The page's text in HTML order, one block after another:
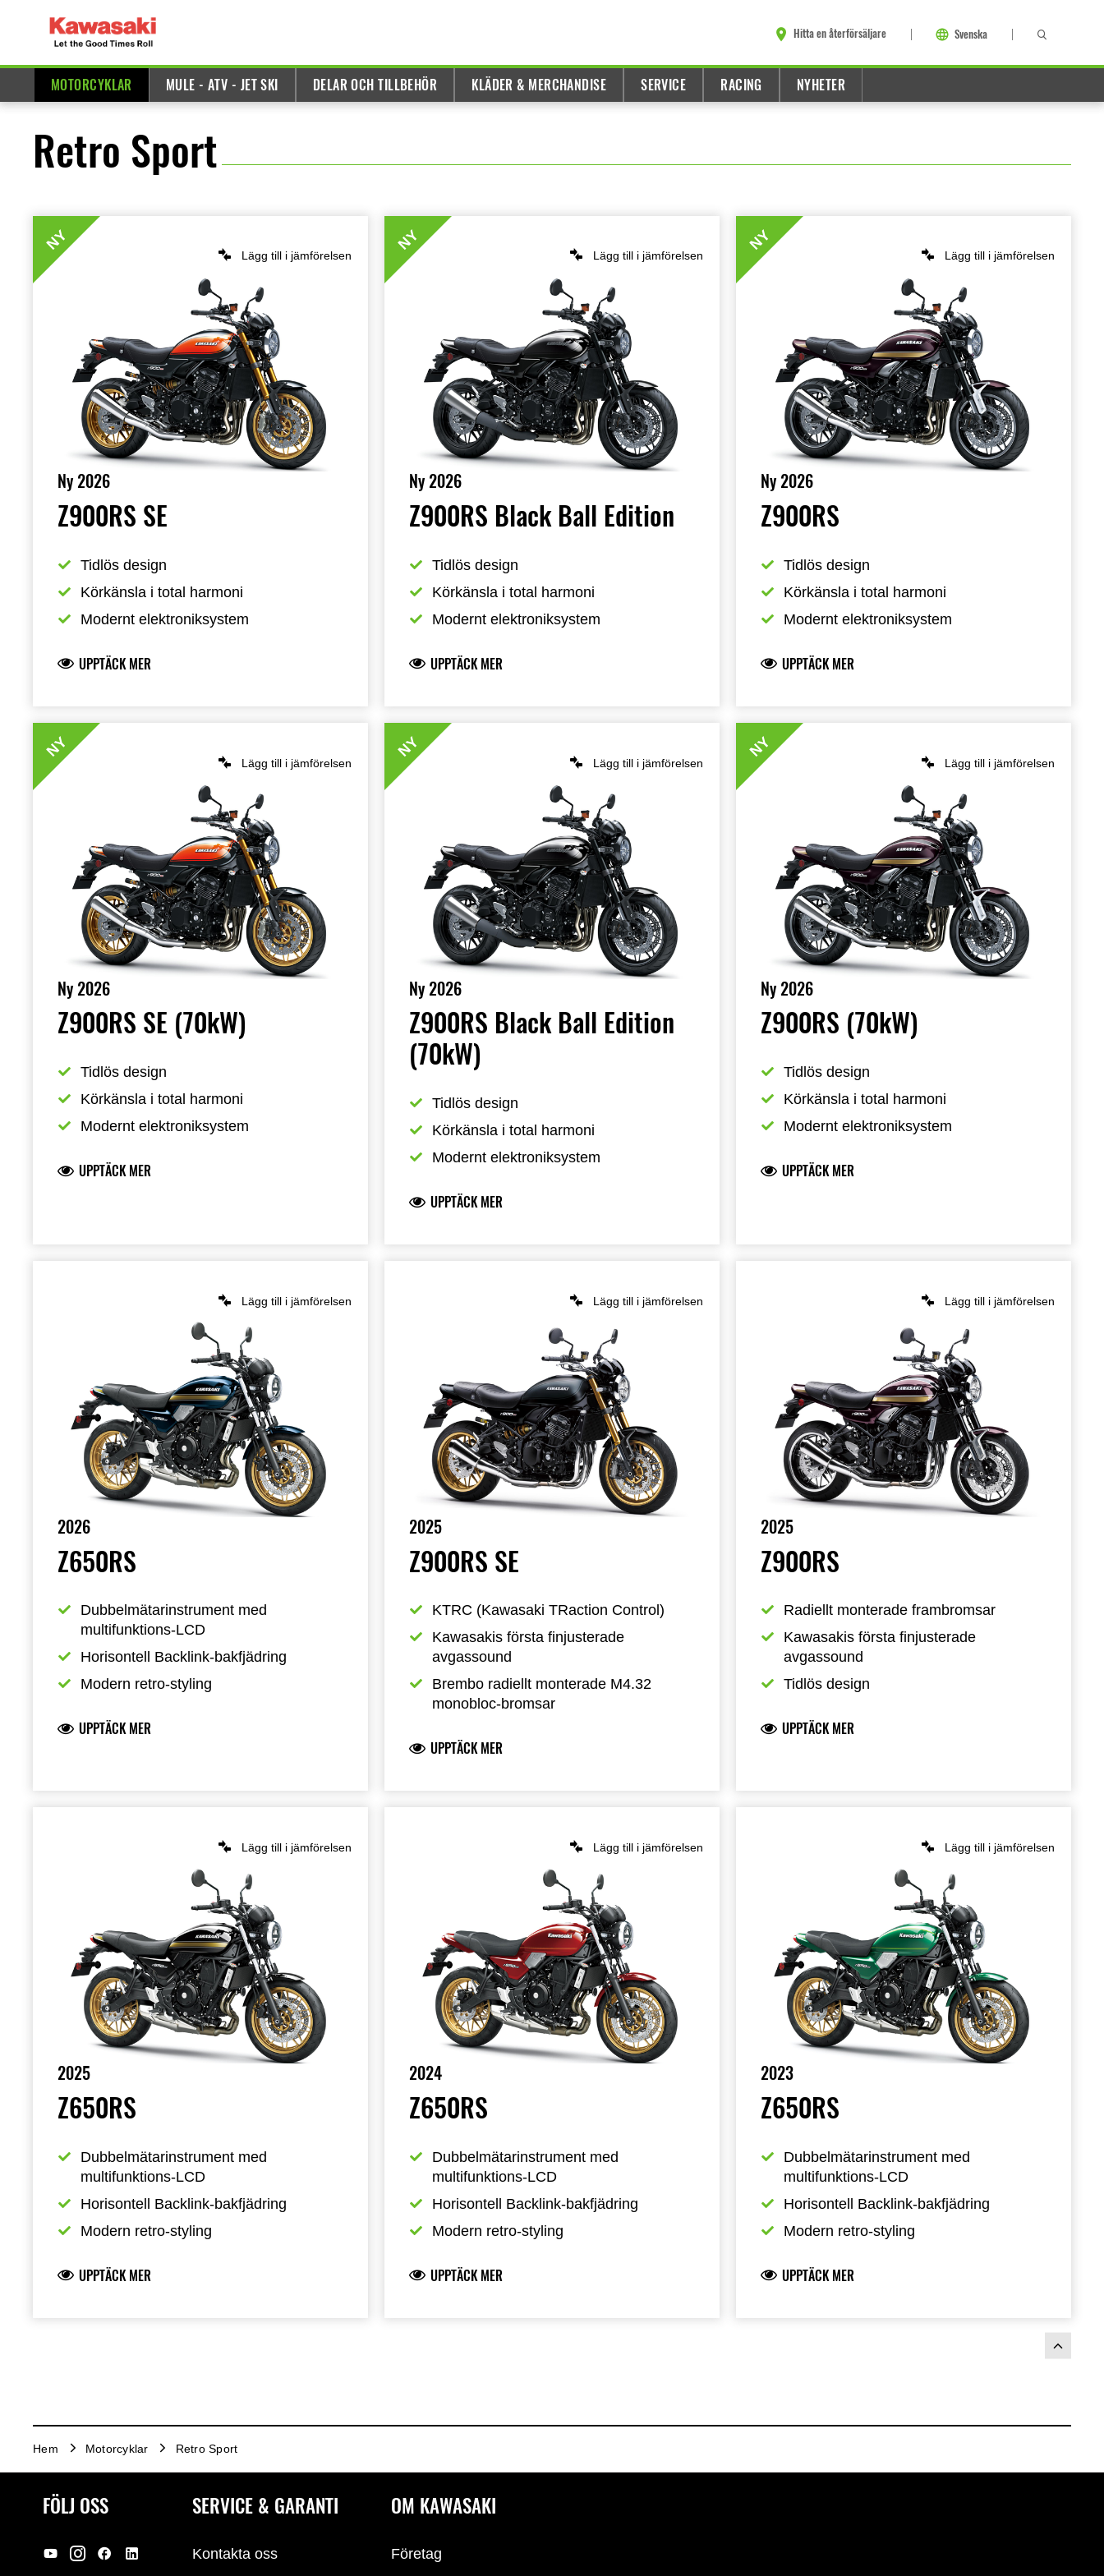
Hitta en återförsäljare Svenska
MOTORCYKLAR MULE - ATV - JET SKI DELAR OCH TILLBEHÖR KLÄDER & MERCHANDISE SERVICE RACING NYHETER
Retro Sport
Lägg till i jämförelsen
Ny 2026
Z900RS SE
Tidlös design
Körkänsla i total harmoni
Modernt elektroniksystem
UPPTÄCK MER
NY
Lägg till i jämförelsen
Ny 2026
Z900RS Black Ball Edition
Tidlös design
Körkänsla i total harmoni
Modernt elektroniksystem
UPPTÄCK MER
NY
Lägg till i jämförelsen
Ny 2026
Z900RS
Tidlös design
Körkänsla i total harmoni
Modernt elektroniksystem
UPPTÄCK MER
NY
Lägg till i jämförelsen
Ny 2026
Z900RS SE (70kW)
Tidlös design
Körkänsla i total harmoni
Modernt elektroniksystem
UPPTÄCK MER
NY
Lägg till i jämförelsen
Ny 2026
Z900RS Black Ball Edition
(70kW)
Tidlös design
Körkänsla i total harmoni
Modernt elektroniksystem
UPPTÄCK MER
NY
Lägg till i jämförelsen
Ny 2026
Z900RS (70kW)
Tidlös design
Körkänsla i total harmoni
Modernt elektroniksystem
UPPTÄCK MER
NY
Lägg till i jämförelsen
2026
Z650RS
Dubbelmätarinstrument med
multifunktions-LCD
Horisontell Backlink-bakfjädring
Modern retro-styling
UPPTÄCK MER
Lägg till i jämförelsen
2025
Z900RS SE
KTRC (Kawasaki TRaction Control)
Kawasakis första finjusterade
avgassound
Brembo radiellt monterade M4.32
monobloc-bromsar
UPPTÄCK MER
Lägg till i jämförelsen
2025
Z900RS
Radiellt monterade frambromsar
Kawasakis första finjusterade
avgassound
Tidlös design
UPPTÄCK MER
Lägg till i jämförelsen
2025
Z650RS
Dubbelmätarinstrument med
multifunktions-LCD
Horisontell Backlink-bakfjädring
Modern retro-styling
UPPTÄCK MER
Lägg till i jämförelsen
2024
Z650RS
Dubbelmätarinstrument med
multifunktions-LCD
Horisontell Backlink-bakfjädring
Modern retro-styling
UPPTÄCK MER
Lägg till i jämförelsen
2023
Z650RS
Dubbelmätarinstrument med
multifunktions-LCD
Horisontell Backlink-bakfjädring
Modern retro-styling
UPPTÄCK MER
Hem Motorcyklar Retro Sport
FÖLJ OSS SERVICE & GARANTI
Kontakta oss
OM KAWASAKI
Företag